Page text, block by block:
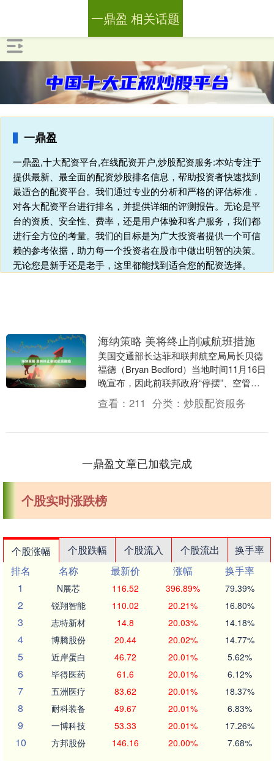
一鼎盈
一鼎盈,十大配资平台,在线配资开户,炒股配资服务:本站专注于
提供最新、最全面的配资炒股排名信息，帮助投资者快速找到
最适合的配资平台。我们通过专业的分析和严格的评估标准，
对各大配资平台进行排名，并提供详细的评测报告。无论是平
台的资质、安全性、费率，还是用户体验和客户服务，我们都
进行全方位的考量。我们的目标是为广大投资者提供一个可信
赖的参考依据，助力每一个投资者在股市中做出明智的决策。
无论您是新手还是老手，这里都能找到适合您的配资选择。
一鼎盈 相关话题
海纳策略 美将终止削减航班措施
美国交通部长达菲和联邦航空局局长贝德
福德（Bryan Bedford）当地时间11月16日
晚宣布，因此前联邦政府“停摆”、空管人
手短缺而实施的航班削减紧急令将于....
查看： 211 分类： 炒股配资服务
一鼎盈文章已加载完成
个股实时涨跌榜
个股涨幅 个股跌幅 个股流入 个股流出
换手率
排名
名称 最新价 涨幅
换手率
1
N展芯 116.52 396.89% 79.39%
2 锐翔智能 110.02 20.21% 16.80%
3 志特新材 14.8 20.03% 14.18%
4 博腾股份 20.44 20.02% 14.77%
5 近岸蛋白 46.72 20.01% 5.62%
6 毕得医药 61.6 20.01% 6.12%
7 五洲医疗 83.62 20.01% 18.37%
8 耐科装备 49.67 20.01% 6.83%
9 一博科技 53.33 20.01% 17.26%
10 方邦股份 146.16 20.00% 7.68%